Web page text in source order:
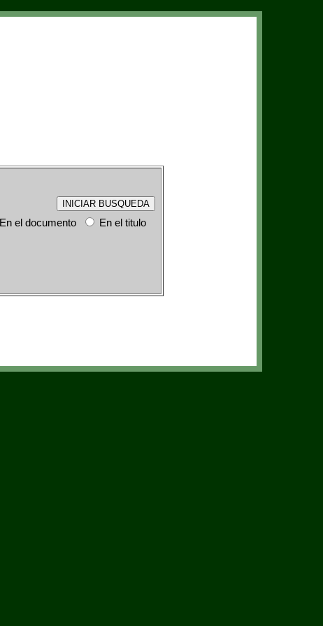
En el documento
En el titulo